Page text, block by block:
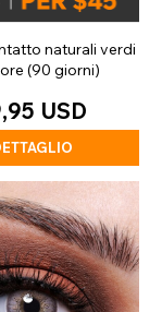
naturali verdi
(90 giorni)
USD